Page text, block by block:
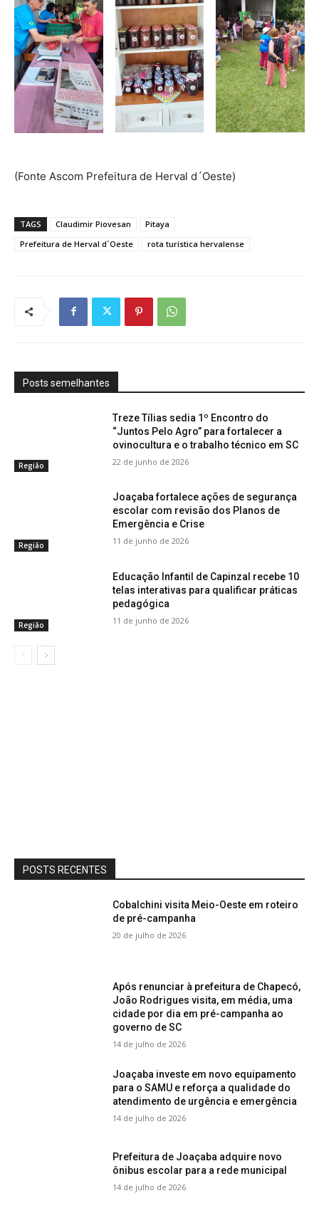
(Fonte Ascom Prefeitura de Herval d´Oeste)
TAGS Claudimir Piovesan
Pitaya
Prefeitura de Herval d´Oeste
rota turística hervalense
Posts semelhantes
Região
Treze Tílias sedia 1º Encontro do
“Juntos Pelo Agro” para fortalecer a
ovinocultura e o trabalho técnico em SC
22 de junho de 2026
Região
Joaçaba fortalece ações de segurança
escolar com revisão dos Planos de
Emergência e Crise
11 de junho de 2026
Região
Educação Infantil de Capinzal recebe 10
telas interativas para qualificar práticas
pedagógica
11 de junho de 2026
POSTS RECENTES
Cobalchini visita Meio-Oeste em roteiro
de pré-campanha
20 de julho de 2026
Após renunciar à prefeitura de Chapecó,
João Rodrigues visita, em média, uma
cidade por dia em pré-campanha ao
governo de SC
14 de julho de 2026
Joaçaba investe em novo equipamento
para o SAMU e reforça a qualidade do
atendimento de urgência e emergência
14 de julho de 2026
Prefeitura de Joaçaba adquire novo
ônibus escolar para a rede municipal
14 de julho de 2026